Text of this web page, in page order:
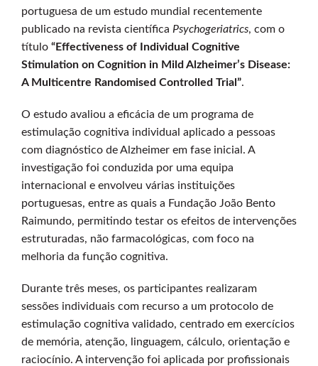
portuguesa de um estudo mundial recentemente
publicado na revista científica Psychogeriatrics, com o
título “Effectiveness of Individual Cognitive
Stimulation on Cognition in Mild Alzheimer’s Disease:
A Multicentre Randomised Controlled Trial”.
O estudo avaliou a eficácia de um programa de
estimulação cognitiva individual aplicado a pessoas
com diagnóstico de Alzheimer em fase inicial. A
investigação foi conduzida por uma equipa
internacional e envolveu várias instituições
portuguesas, entre as quais a Fundação João Bento
Raimundo, permitindo testar os efeitos de intervenções
estruturadas, não farmacológicas, com foco na
melhoria da função cognitiva.
Durante três meses, os participantes realizaram
sessões individuais com recurso a um protocolo de
estimulação cognitiva validado, centrado em exercícios
de memória, atenção, linguagem, cálculo, orientação e
raciocínio. A intervenção foi aplicada por profissionais